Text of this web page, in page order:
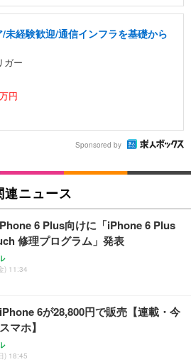
未経験歓迎/通信インフラを基礎から
ガー
円
Sponsored by
連ニュース
6 Plus向けに「iPhone 6 Plus
修理プログラム」発表
) 11:34
6が28,800円で販売【連載・今
マホ】
) 18:45